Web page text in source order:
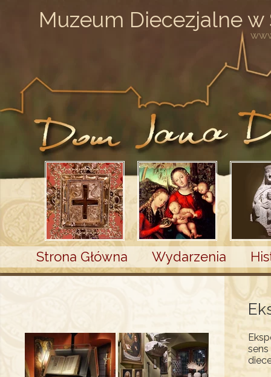
Strona Główna Wydarzenia
Muzeum Diecezjalne